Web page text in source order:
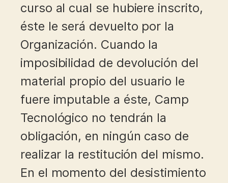
curso al cual se hubiere inscrito,
éste le será devuelto por la
Organización. Cuando la
imposibilidad de devolución del
material propio del usuario le
fuere imputable a éste, Camp
Tecnológico no tendrán la
obligación, en ningún caso de
realizar la restitución del mismo.
En el momento del desistimiento